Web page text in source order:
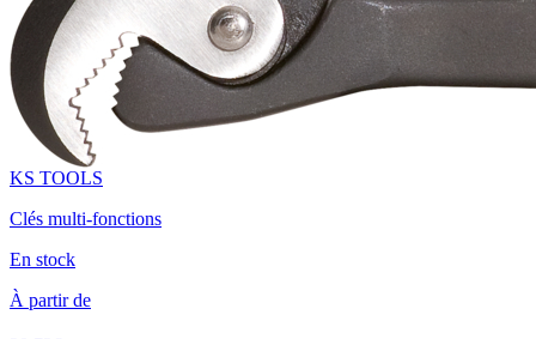
KS TOOLS
Clés multi-fonctions
En stock
À partir de